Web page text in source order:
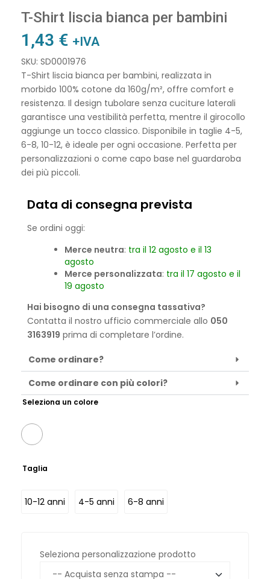
T-Shirt liscia bianca per bambini
1,43 € +IVA
SKU: SD0001976
T-Shirt liscia bianca per bambini, realizzata in
morbido 100% cotone da 160g/m², offre comfort e
resistenza. Il design tubolare senza cuciture laterali
garantisce una vestibilità perfetta, mentre il girocollo
aggiunge un tocco classico. Disponibile in taglie 4-5,
6-8, 10-12, è ideale per ogni occasione. Perfetta per
personalizzazioni o come capo base nel guardaroba
dei più piccoli.
Data di consegna prevista
Se ordini oggi:
Merce neutra: tra il 12 agosto e il 13
agosto
Merce personalizzata: tra il 17 agosto e il
19 agosto
Hai bisogno di una consegna tassativa?
Contatta il nostro ufficio commerciale allo 050
3163919 prima di completare l’ordine.
Come ordinare?
Come ordinare con più colori?
Seleziona un colore
Taglia
10-12 anni 4-5 anni 6-8 anni
Seleziona personalizzazione prodotto